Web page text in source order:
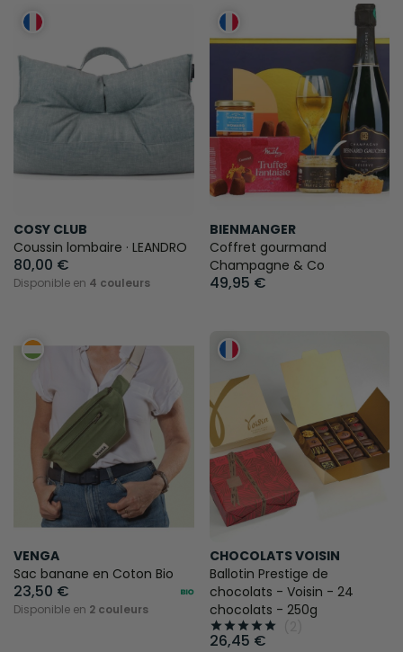
COSY CLUB
Coussin lombaire · LEANDRO
80,00 €
Disponible en 4 couleurs
BIENMANGER
Coffret gourmand
Champagne & Co
49,95 €
VENGA
Sac banane en Coton Bio
23,50 €
Disponible en 2 couleurs
CHOCOLATS VOISIN
Ballotin Prestige de
chocolats - Voisin - 24
chocolats - 250g
    
26,45 €